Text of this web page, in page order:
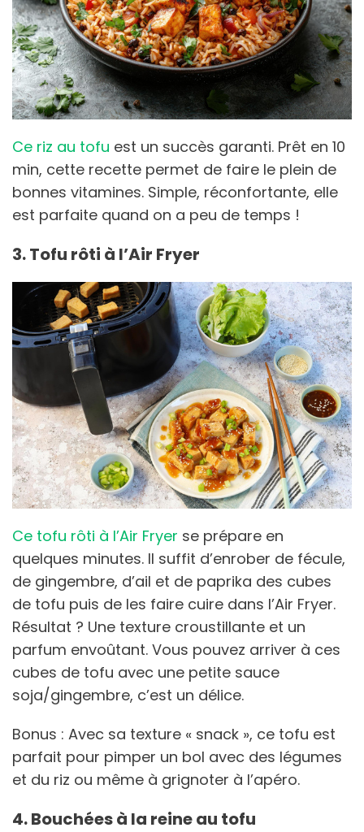
Ce riz au tofu est un succès garanti. Prêt en 10
min, cette recette permet de faire le plein de
bonnes vitamines. Simple, réconfortante, elle
est parfaite quand on a peu de temps !
3. Tofu rôti à l’Air Fryer
Ce tofu rôti à l’Air Fryer se prépare en
quelques minutes. Il suffit d’enrober de fécule,
de gingembre, d’ail et de paprika des cubes
de tofu puis de les faire cuire dans l’Air Fryer.
Résultat ? Une texture croustillante et un
parfum envoûtant. Vous pouvez arriver à ces
cubes de tofu avec une petite sauce
soja/gingembre, c’est un délice.
Bonus : Avec sa texture « snack », ce tofu est
parfait pour pimper un bol avec des légumes
et du riz ou même à grignoter à l’apéro.
4. Bouchées à la reine au tofu